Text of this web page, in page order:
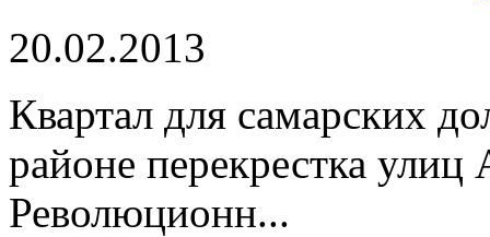
20.02.2013
Квартал для самарских
районе перекрестка
Революционн...